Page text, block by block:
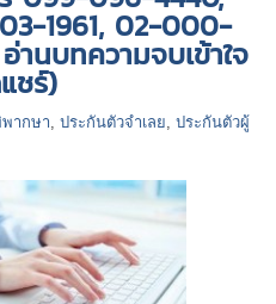
1961, 02-000-
านบทความจบเข้าใจ
ชร์)
ากษา, ประกันตัวจำเลย, ประกันตัวผู้